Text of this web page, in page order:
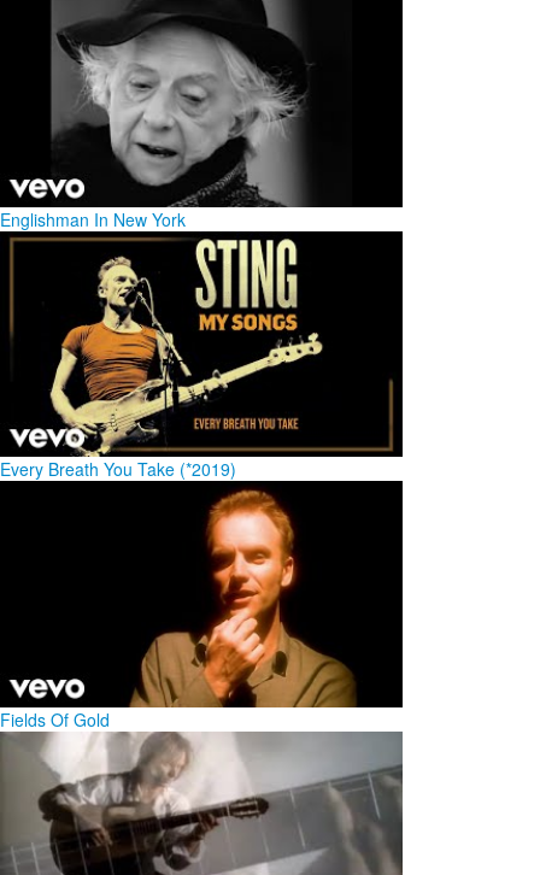
Englishman In New York
Every Breath You Take (*2019)
Fields Of Gold